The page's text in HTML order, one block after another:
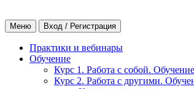
Меню Вход / Регистрация
Практики и вебинары
Обучение
Курс 1. Работа с собой.
Курс 2. Работа с другими.